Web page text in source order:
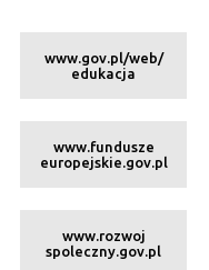
www.gov.pl/web/
edukacja
www.fundusze
europejskie.gov.pl
www.rozwoj
spoleczny.gov.pl